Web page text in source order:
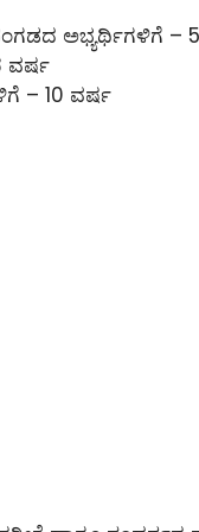
ಅಭ್ಯರ್ಥಿಗಳಿಗೆ –
ವರ್ಷ
– 10 ವರ್ಷ